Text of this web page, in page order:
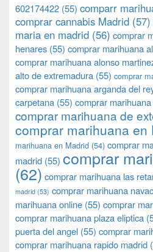
602174422 (55) comparr
comprar cannabis Madrid (57)
maria en madrid (56) comprar
henares (55) comprar marihuana
comprar marihuana alonso
alto de extremadura (55) comprar
comprar marihuana arganda del
carpetana (55) comprar
comprar marihuana de
comprar marihuana en
marihuana en Madrid (54) comprar
madrid (55) comprar
(62) comprar marihuana las
madrid (53) comprar marihuana
marihuana online (55) comprar
comprar marihuana plaza eliptica
puerta del angel (55) comprar
comprar marihuana rapido madrid